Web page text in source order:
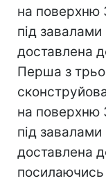
на поверхню
під
доставлена
Перша з
на поверхню
під
доставлена